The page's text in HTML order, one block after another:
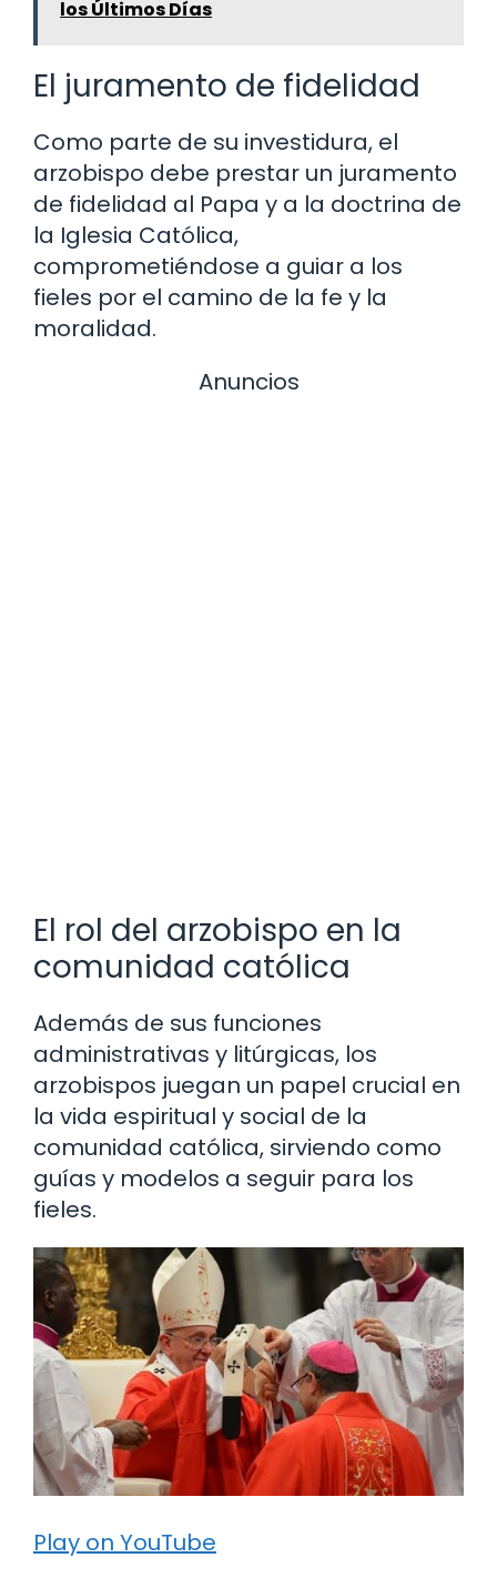
los Últimos Días
El juramento de fidelidad
Como parte de su investidura, el
arzobispo debe prestar un juramento
de fidelidad al Papa y a la doctrina de
la Iglesia Católica,
comprometiéndose a guiar a los
fieles por el camino de la fe y la
moralidad.
Anuncios
El rol del arzobispo en la
comunidad católica
Además de sus funciones
administrativas y litúrgicas, los
arzobispos juegan un papel crucial en
la vida espiritual y social de la
comunidad católica, sirviendo como
guías y modelos a seguir para los
fieles.
Play on YouTube